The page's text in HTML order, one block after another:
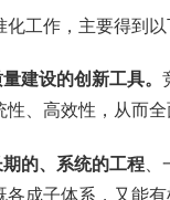
工作，主要得到以
建设的创新工具。
、高效性，从而
的、系统的工程、
成子体系，又能有